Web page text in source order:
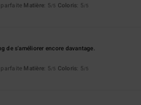
Matière: 5/5 Coloris: 5/5
de s'améliorer encore davantage.
Matière: 5/5 Coloris: 5/5